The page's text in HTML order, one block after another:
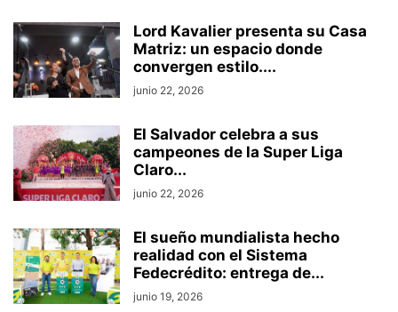
Lord Kavalier presenta su Casa
Matriz: un espacio donde
convergen estilo....
junio 22, 2026
El Salvador celebra a sus
campeones de la Super Liga
Claro...
junio 22, 2026
El sueño mundialista hecho
realidad con el Sistema
Fedecrédito: entrega de...
junio 19, 2026